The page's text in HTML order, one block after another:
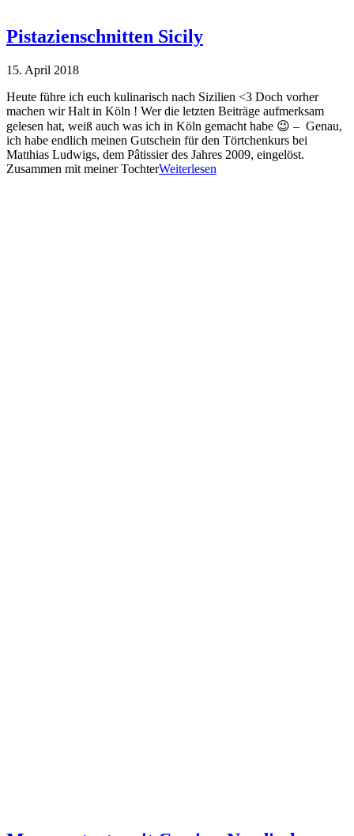
Pistazienschnitten Sicily
15. April 2018
Heute führe ich euch kulinarisch nach Sizilien <3 Doch vorher
machen wir Halt in Köln ! Wer die letzten Beiträge aufmerksam
gelesen hat, weiß auch was ich in Köln gemacht habe 😉 – Genau,
ich habe endlich meinen Gutschein für den Törtchenkurs bei
Matthias Ludwigs, dem Pâtissier des Jahres 2009, eingelöst.
Zusammen mit meiner TochterWeiterlesen